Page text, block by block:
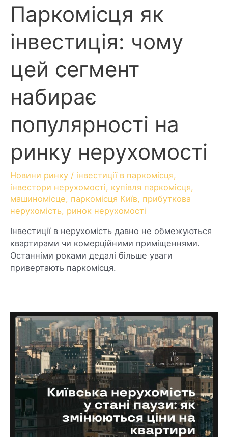
Паркомісця як
інвестиція: чому
цей сегмент
набирає
популярності на
ринку нерухомості
Новини ринку / інвестиції в паркомісця,
інвестори нерухомості, купівля паркомісця,
машиномісце, паркомісця Київ, прибуткова
нерухомість, ринок нерухомості
Інвестиції в нерухомість давно не обмежуються
квартирами чи комерційними приміщеннями.
Останніми роками дедалі більше уваги
привертають паркомісця.